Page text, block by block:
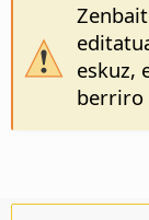
eskuz,
berriro